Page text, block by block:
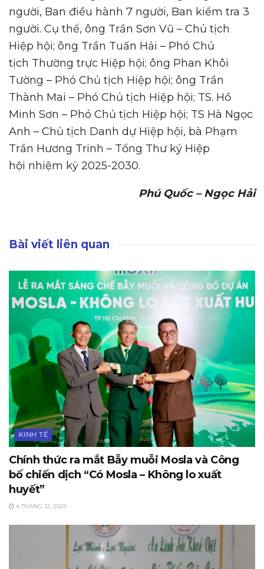
người, Ban điều hành 7 người, Ban kiểm tra 3
người. Cụ thể, ông Trần Sơn Vũ – Chủ tịch
Hiệp hội; ông Trần Tuấn Hải – Phó Chủ
tịch Thường trực Hiệp hội; ông Phan Khôi
Tường – Phó Chủ tịch Hiệp hội; ông Trần
Thành Mai – Phó Chủ tịch Hiệp hội; TS. Hồ
Minh Sơn – Phó Chủ tịch Hiệp hội; TS Hà Ngọc
Anh – Chủ tịch Danh dự Hiệp hội, bà Phạm
Trần Hương Trinh – Tổng Thư ký Hiệp
hội nhiệm kỳ 2025-2030.
Phú Quốc – Ngọc Hải
Bài viết liên quan
KINH TẾ
Chính thức ra mắt Bẫy muỗi Mosla và Công
bố chiến dịch “Có Mosla – Không lo xuất
huyết”
4 THÁNG 12, 2025